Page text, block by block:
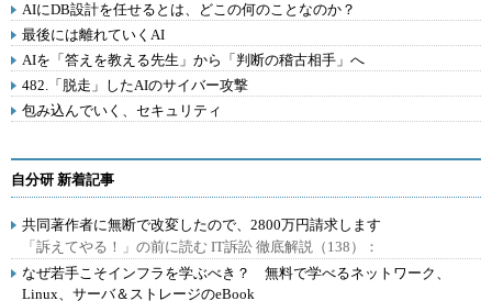
AIにDB設計を任せるとは、どこの何のことなのか？
最後には離れていくAI
AIを「答えを教える先生」から「判断の稽古相手」へ
482.「脱走」したAIのサイバー攻撃
包み込んでいく、セキュリティ
自分研 新着記事
共同著作者に無断で改変したので、2800万円請求します
「訴えてやる！」の前に読む IT訴訟 徹底解説（138）：
なぜ若手こそインフラを学ぶべき？ 無料で学べるネットワーク、
Linux、サーバ＆ストレージのeBook